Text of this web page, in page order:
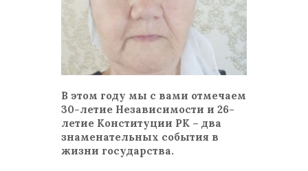
В этом году мы с вами отмечаем
30-летие Независимости и 26-
летие Конституции РК – два
знаменательных события в
жизни государства.